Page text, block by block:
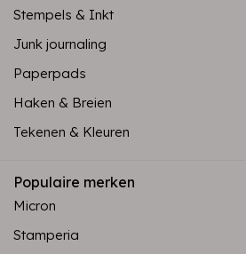
Stempels & Inkt
Junk journaling
Paperpads
Haken & Breien
Tekenen & Kleuren
Populaire merken
Micron
Stamperia